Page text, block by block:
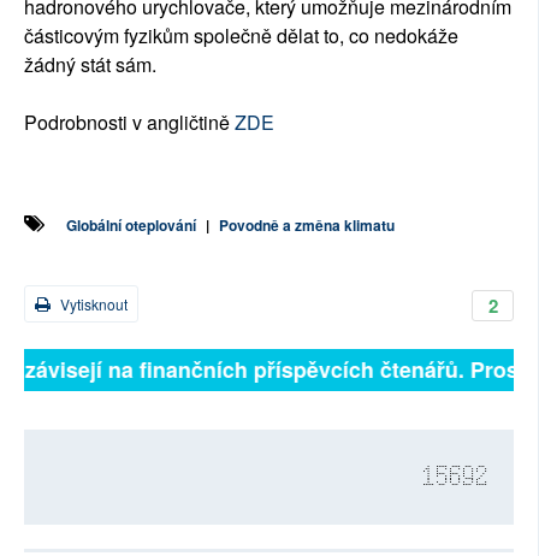
hadronového urychlovače, který umožňuje mezinárodním
částicovým fyzikům společně dělat to, co nedokáže
žádný stát sám.
Podrobnosti v angličtiněZDE
Globální oteplování | Povodně a změna klimatu
2
Vytisknout
na finančních příspěvcích čtenářů.
15692